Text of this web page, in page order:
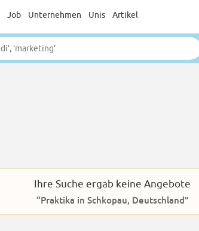
Job Unternehmen Unis Artikel
Ihre Suche ergab keine Angebote
“Praktika in Schkopau, Deutschland”